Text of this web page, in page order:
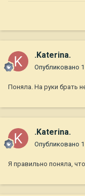
.Katerina.
Опубликовано
Поняла. На руки брать
.Katerina.
Опубликовано
Я правильно поняла,